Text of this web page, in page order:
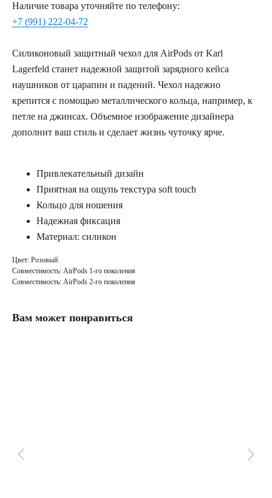
Наличие товара уточняйте по телефону:
+7 (991) 222-04-72
Силиконовый защитный чехол для AirPods от Karl
Lagerfeld станет надежной защитой зарядного кейса
наушников от царапин и падений. Чехол надежно
крепится с помощью металлического кольца, например, к
петле на джинсах. Объемное изображение дизайнера
дополнит ваш стиль и сделает жизнь чуточку ярче.
Привлекательный дизайн
Приятная на ощупь текстура soft touch
Кольцо для ношения
Надежная фиксация
Материал: силикон
Цвет: Розовый
Совместимость: AirPods 1-го поколения
Совместимость: AirPods 2-го поколения
Вам может понравиться